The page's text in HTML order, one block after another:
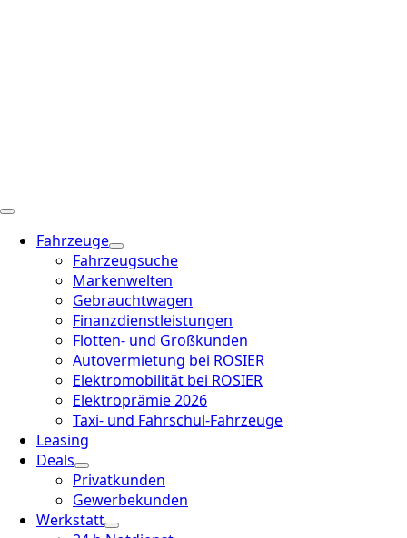
Fahrzeuge
Fahrzeugsuche
Markenwelten
Gebrauchtwagen
Finanzdienstleistungen
Flotten- und Großkunden
Autovermietung bei ROSIER
Elektromobilität bei ROSIER
Elektroprämie 2026
Taxi- und Fahrschul-Fahrzeuge
Leasing
Deals
Privatkunden
Gewerbekunden
Werkstatt